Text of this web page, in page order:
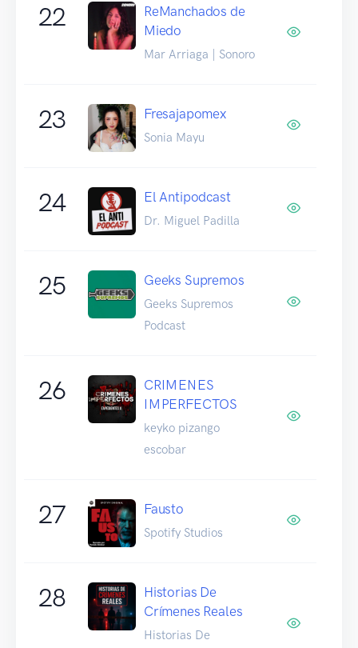
22
ReManchados de
Miedo
Mar Arriaga | Sonoro
23 Fresajapomex
Sonia Mayu
24 El Antipodcast
Dr. Miguel Padilla
25 Geeks Supremos
Geeks Supremos
Podcast
26
CRIMENES
IMPERFECTOS
keyko pizango
escobar
27 Fausto
Spotify Studios
28
Historias De
Crímenes Reales
Historias De